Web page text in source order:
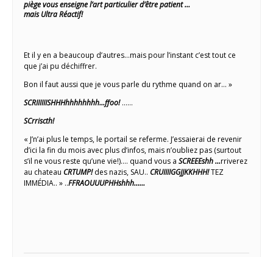
piège vous enseigne l’art particulier d’être patient …
mais Ultra Réactif!
Et il y en a beaucoup d’autres…mais pour l’instant c’est tout ce
que j’ai pu déchiffrer.
Bon il faut aussi que je vous parle du rythme quand on ar… »
SCRIIIIIISHHHhhhhhhhh…ffoo!……
SCrriscth!
« J’n’ai plus le temps, le portail se referme. J’essaierai de revenir
d’ici la fin du mois avec plus d’infos, mais n’oubliez pas (surtout
s’il ne vous reste qu’une vie!)…. quand vous a SCREEEshh …rriverez
au chateau CRTUMP!des nazis, SAU.. CRUIIIIGGJJKKHHH!TEZ
IMMÉDIA.. » ..FFRAOUUUPHHshhh……